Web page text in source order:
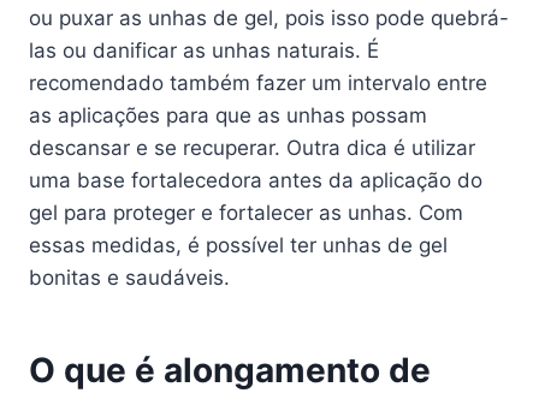
ou puxar as unhas de gel, pois isso pode quebrá-
las ou danificar as unhas naturais. É
recomendado também fazer um intervalo entre
as aplicações para que as unhas possam
descansar e se recuperar. Outra dica é utilizar
uma base fortalecedora antes da aplicação do
gel para proteger e fortalecer as unhas. Com
essas medidas, é possível ter unhas de gel
bonitas e saudáveis.
O que é alongamento de